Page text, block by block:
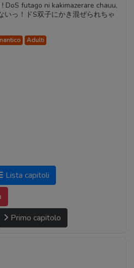
DoS futago ni kakimazerare chauu,
いっ！ドS双子にかき混ぜられちゃ
Adulti
Lista capitoli
Primo capitolo